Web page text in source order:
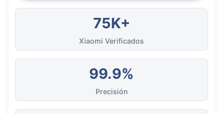
75K+
Xiaomi Verificados
99.9%
Precisión